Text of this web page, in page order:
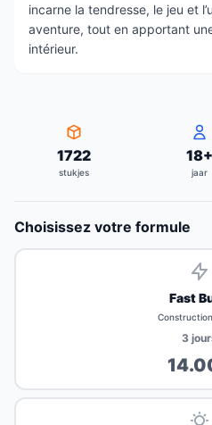
incarne la tendresse, le jeu et
aventure, tout en apportant
intérieur.
1722
stukjes
18+
jaar
Choisissez votre formule
Fast
3